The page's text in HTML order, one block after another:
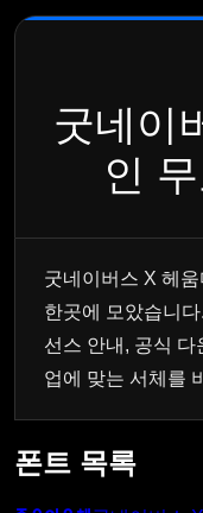
굿네이
인
굿네이버스 X 헤
한곳에 모았습니
선스 안내, 공식
업에 맞는 서체를
폰트 목록